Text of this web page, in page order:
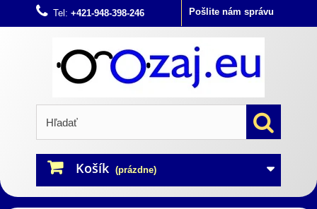
Pošlite nám správu
Tel: +421-948-398-246
Košík (prázdne)